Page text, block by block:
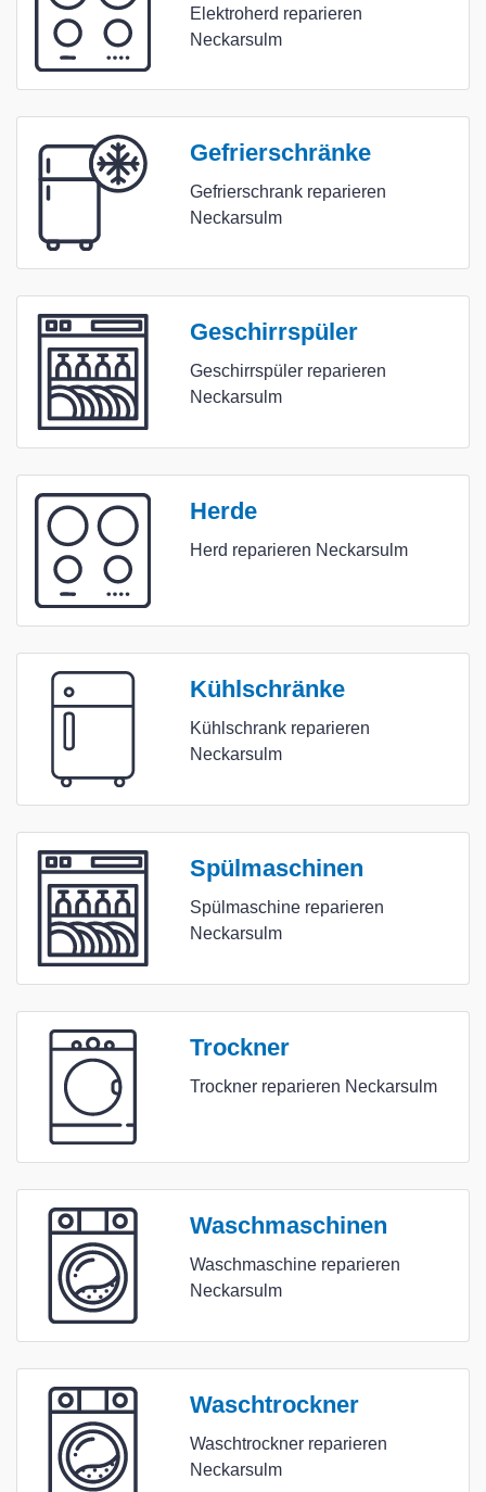
Elektroherd reparieren
Neckarsulm
Gefrierschränke
Gefrierschrank reparieren
Neckarsulm
Geschirrspüler
Geschirrspüler reparieren
Neckarsulm
Herde
Herd reparieren Neckarsulm
Kühlschränke
Kühlschrank reparieren
Neckarsulm
Spülmaschinen
Spülmaschine reparieren
Neckarsulm
Trockner
Trockner reparieren Neckarsulm
Waschmaschinen
Waschmaschine reparieren
Neckarsulm
Waschtrockner
Waschtrockner reparieren
Neckarsulm